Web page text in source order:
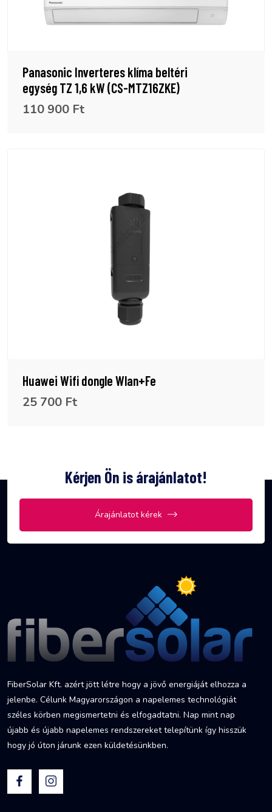
Panasonic Inverteres klíma beltéri
egység TZ 1,6 kW (CS-MTZ16ZKE)
110 900 Ft
Huawei Wifi dongle Wlan+Fe
25 700 Ft
Kérjen Ön is árajánlatot!
Árajánlatot kérek
FiberSolar Kft. azért jött létre hogy a jövő energiáját elhozza a
jelenbe. Célunk Magyarországon a napelemes technológiát
széles körben megismertetni és elfogadtatni. Nap mint nap
újabb és újabb napelemes rendszereket telepítünk így hisszük
hogy jó úton járunk ezen küldetésünkben.